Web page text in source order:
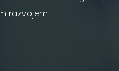
razvojem.